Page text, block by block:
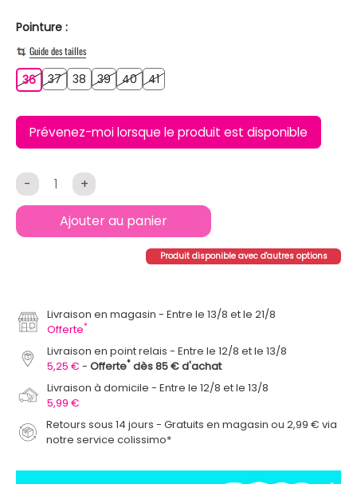
Pointure :
Guide des tailles
3636373738 38393940404141
Prévenez-moi lorsque le produit est disponible
- +
Ajouter au panier
Produit disponible avec d'autres options
Livraison en magasin
Entre le 13/8 et le 21/8
Offerte*
Livraison en point relais
Entre le 12/8 et le 13/8
5,25 €
Offerte* dès 85 € d'achat
Livraison à domicile
Entre le 12/8 et le 13/8
5,99 €
Retours sous 14 jours - Gratuits en magasin ou 2,99 € via
notre service colissimo*